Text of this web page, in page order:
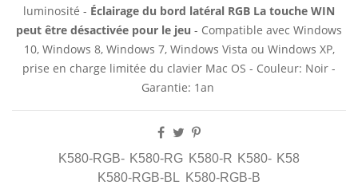
luminosité - Éclairage du bord latéral RGB La touche WIN
peut être désactivée pour le jeu - Compatible avec Windows
10, Windows 8, Windows 7, Windows Vista ou Windows XP,
prise en charge limitée du clavier Mac OS - Couleur: Noir -
Garantie: 1an
K580-RGB- K580-RG K580-R K580- K58
K580-RGB-BL K580-RGB-B